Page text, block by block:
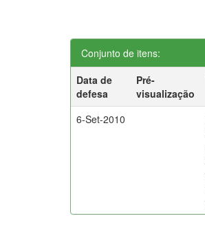
Conjunto de itens:
Data de
defesa
Pré-
visualização
6-Set-2010